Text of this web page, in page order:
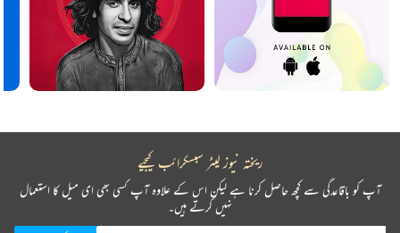
ریختہ نیوز لیٹر سبسکرائب کیجیے
آپ کو باقاعدگی سے کچھ حاصل کرنا ہے لیکن اس کے علاوہ آپ کسی بھی ای میل کا استعمال
نہیں کرتے ہیں۔